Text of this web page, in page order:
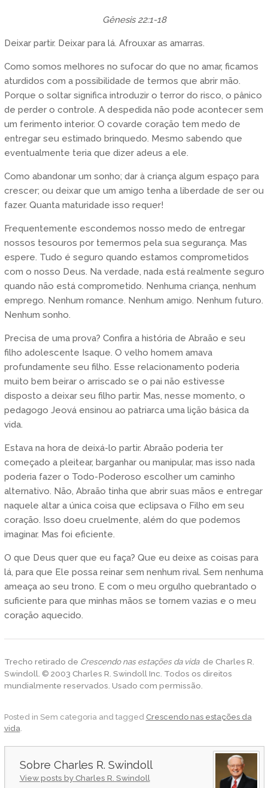
Gênesis 22:1-18
Deixar partir. Deixar para lá. Afrouxar as amarras.
Como somos melhores no sufocar do que no amar, ficamos
aturdidos com a possibilidade de termos que abrir mão.
Porque o soltar significa introduzir o terror do risco, o pânico
de perder o controle. A despedida não pode acontecer sem
um ferimento interior. O covarde coração tem medo de
entregar seu estimado brinquedo. Mesmo sabendo que
eventualmente teria que dizer adeus a ele.
Como abandonar um sonho; dar à criança algum espaço para
crescer; ou deixar que um amigo tenha a liberdade de ser ou
fazer. Quanta maturidade isso requer!
Frequentemente escondemos nosso medo de entregar
nossos tesouros por temermos pela sua segurança. Mas
espere. Tudo é seguro quando estamos comprometidos
com o nosso Deus. Na verdade, nada está realmente seguro
quando não está comprometido. Nenhuma criança, nenhum
emprego. Nenhum romance. Nenhum amigo. Nenhum futuro.
Nenhum sonho.
Precisa de uma prova? Confira a história de Abraão e seu
filho adolescente Isaque. O velho homem amava
profundamente seu filho. Esse relacionamento poderia
muito bem beirar o arriscado se o pai não estivesse
disposto a deixar seu filho partir. Mas, nesse momento, o
pedagogo Jeová ensinou ao patriarca uma lição básica da
vida.
Estava na hora de deixá-lo partir. Abraão poderia ter
começado a pleitear, barganhar ou manipular, mas isso nada
poderia fazer o Todo-Poderoso escolher um caminho
alternativo. Não, Abraão tinha que abrir suas mãos e entregar
naquele altar a única coisa que eclipsava o Filho em seu
coração. Isso doeu cruelmente, além do que podemos
imaginar. Mas foi eficiente.
O que Deus quer que eu faça? Que eu deixe as coisas para
lá, para que Ele possa reinar sem nenhum rival. Sem nenhuma
ameaça ao seu trono. E com o meu orgulho quebrantado o
suficiente para que minhas mãos se tornem vazias e o meu
coração aquecido.
Trecho retirado de Crescendo nas estações da vida de Charles R.
Swindoll. © 2003 Charles R. Swindoll Inc. Todos os direitos
mundialmente reservados. Usado com permissão.
Posted in Sem categoria and tagged Crescendo nas estações da
vida.
Charles R. Swindoll
View posts by Charles R. Swindoll